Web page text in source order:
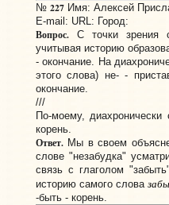
№ 227Имя: Алексей
E-mail: URL: Город:
Вопрос.С точки зрения
учитывая историю
- окончание. На
этого слова) не- -
окончание.
///
По-моему,
корень.
Ответ.Мы в своем
слове "незабудка"
связь с глаголом
историю самого слова
-быть - корень.